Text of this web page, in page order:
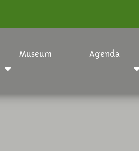
Museum Agenda